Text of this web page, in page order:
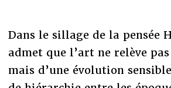
Dans le sillage de la pensée
admet que l’art ne relève
mais d’une évolution